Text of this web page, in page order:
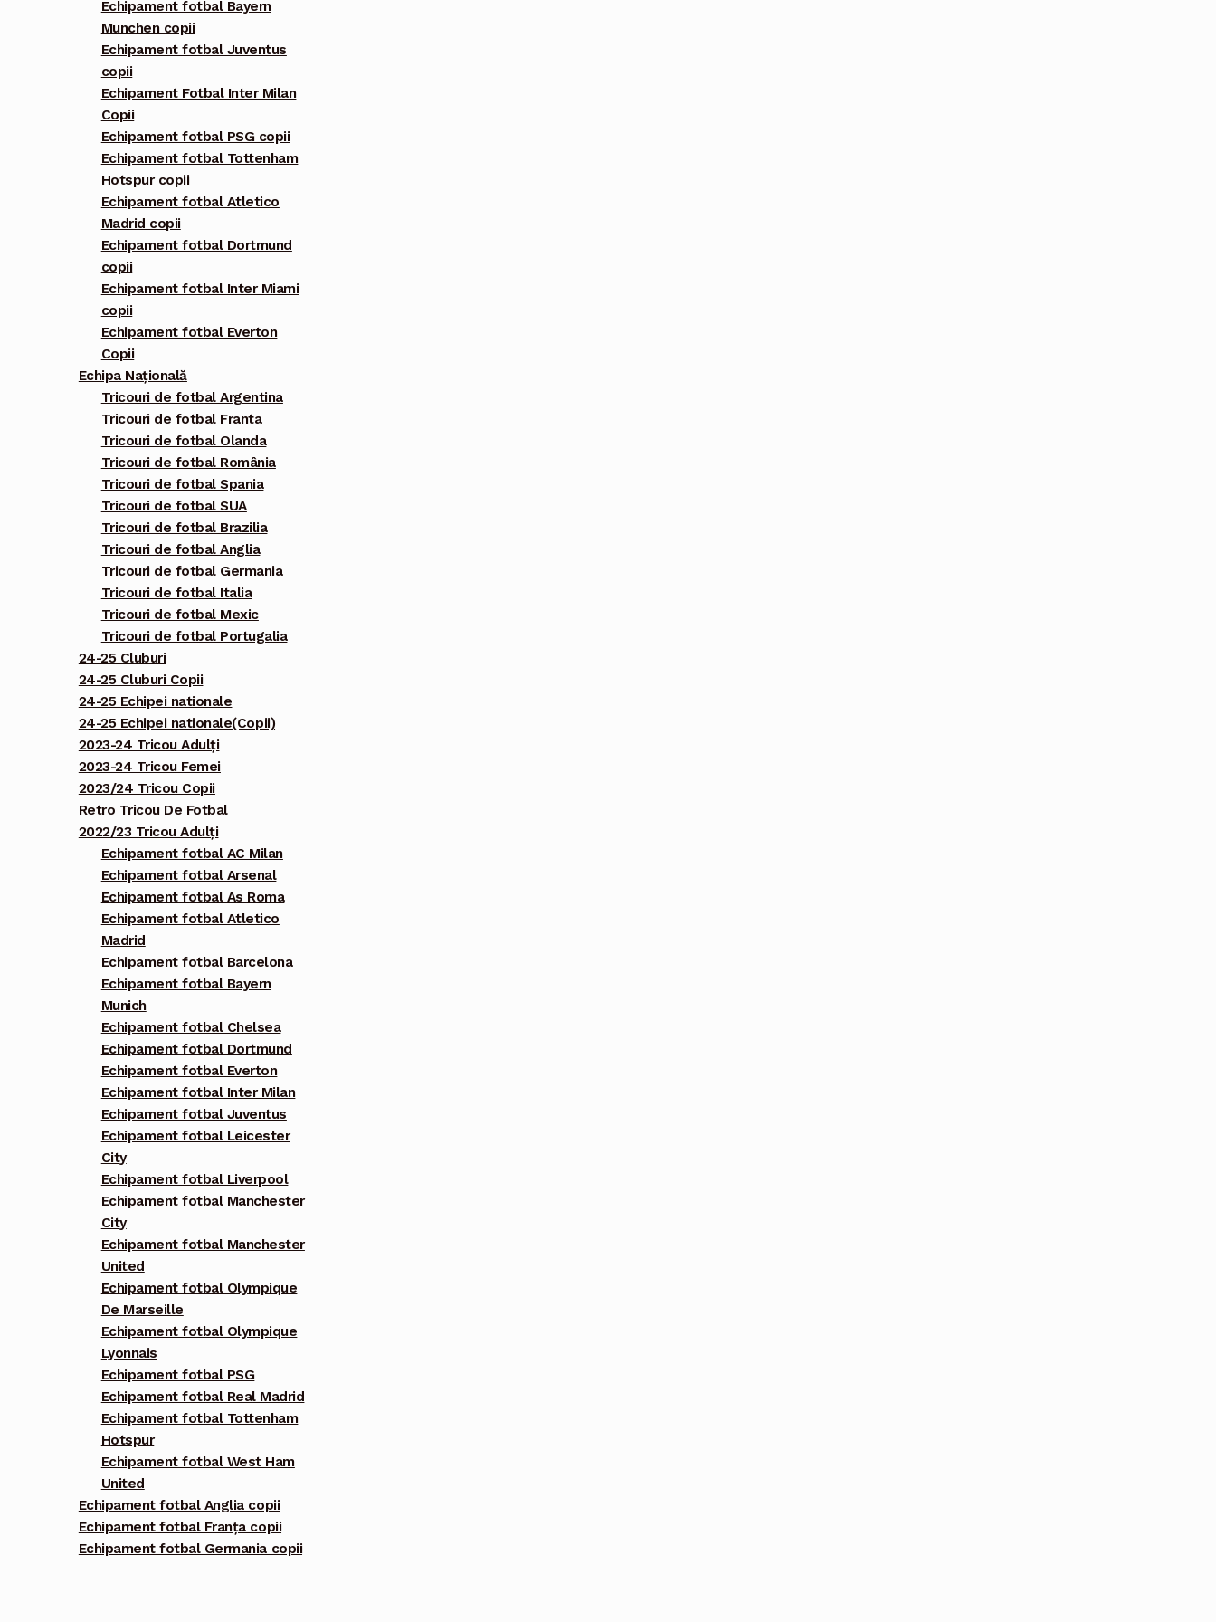
Echipament fotbal Bayern
Munchen copii
Echipament fotbal Juventus
copii
Echipament Fotbal Inter Milan
Copii
Echipament fotbal PSG copii
Echipament fotbal Tottenham
Hotspur copii
Echipament fotbal Atletico
Madrid copii
Echipament fotbal Dortmund
copii
Echipament fotbal Inter Miami
copii
Echipament fotbal Everton
Copii
Echipa Națională
Tricouri de fotbal Argentina
Tricouri de fotbal Franta
Tricouri de fotbal Olanda
Tricouri de fotbal România
Tricouri de fotbal Spania
Tricouri de fotbal SUA
Tricouri de fotbal Brazilia
Tricouri de fotbal Anglia
Tricouri de fotbal Germania
Tricouri de fotbal Italia
Tricouri de fotbal Mexic
Tricouri de fotbal Portugalia
24-25 Cluburi
24-25 Cluburi Copii
24-25 Echipei nationale
24-25 Echipei nationale(Copii)
2023-24 Tricou Adulți
2023-24 Tricou Femei
2023/24 Tricou Copii
Retro Tricou De Fotbal
2022/23 Tricou Adulți
Echipament fotbal AC Milan
Echipament fotbal Arsenal
Echipament fotbal As Roma
Echipament fotbal Atletico
Madrid
Echipament fotbal Barcelona
Echipament fotbal Bayern
Munich
Echipament fotbal Chelsea
Echipament fotbal Dortmund
Echipament fotbal Everton
Echipament fotbal Inter Milan
Echipament fotbal Juventus
Echipament fotbal Leicester
City
Echipament fotbal Liverpool
Echipament fotbal Manchester
City
Echipament fotbal Manchester
United
Echipament fotbal Olympique
De Marseille
Echipament fotbal Olympique
Lyonnais
Echipament fotbal PSG
Echipament fotbal Real Madrid
Echipament fotbal Tottenham
Hotspur
Echipament fotbal West Ham
United
Echipament fotbal Anglia copii
Echipament fotbal Franța copii
Echipament fotbal Germania copii